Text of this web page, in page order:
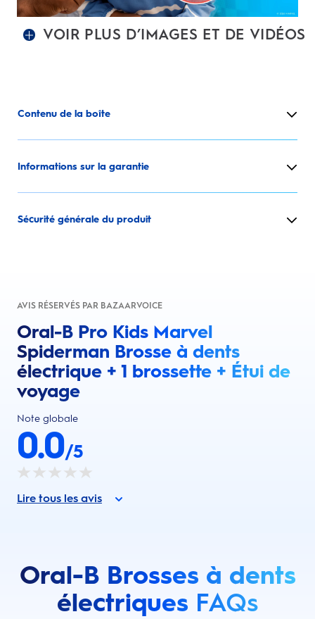
VOIR PLUS D’IMAGES ET DE VIDÉOS
Contenu de la boîte
Informations sur la garantie
Sécurité générale du produit
AVIS RÉSERVÉS PAR BAZAARVOICE
Oral-B Pro Kids Marvel
Spiderman Brosse à dents
électrique + 1 brossette + Étui de
voyage
Note globale
0.0/5
Lire tous les avis
Oral-B Brosses à dents
électriques FAQs